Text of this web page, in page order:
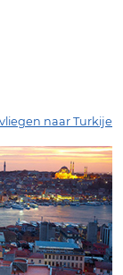
naar Turkije